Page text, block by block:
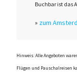
Buchbar ist das
» zum
Hinweis: Alle Angeboten
Flügen und Pauschalreisen